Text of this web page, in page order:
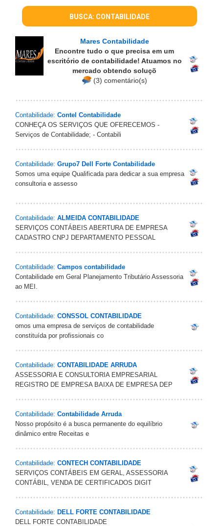
BUSCA: CONTABILIDADE
Mares Contabilidade
Encontre tudo o que precisa em um
escritório de contabilidade! Atuamos no
mercado obtendo soluçõ
(3) comentário(s)
Contabilidade: Contel Contabilidade
CONHEÇA OS SERVIÇOS QUE OFERECEMOS -
Serviços de Contabilidade; - Contabili
Contabilidade: Grupo7 Dell Forte Contabilidade
Somos uma equipe Qualificada para dedicar a sua empresa
consultoria e assesso
Contabilidade: ALMEIDA CONTABILIDADE
SERVIÇOS CONTÁBEIS ABERTURA DE EMPRESA
CADASTRO CNPJ DEPARTAMENTO PESSOAL
Contabilidade: Campos contabilidade
Contabilidade em Geral Planejamento Tributário Assessoria
ao MEI.
Contabilidade: CONSSOL CONTABILIDADE
omos uma empresa de serviços de contabilidade
constituída por profissionais co
Contabilidade: CONTABILIDADE ARRUDA
ASSESSORIA E CONSULTORIA EMPRESARIAL
REGISTRO DE EMPRESA BAIXA DE EMPRESA DEP
Contabilidade: Contabilidade Arruda
Nosso propósito é a busca permanente do equilíbrio
dinâmico entre Receitas e
Contabilidade: CONTECH CONTABILIDADE
SERVIÇOS CONTÁBEIS EM GERAL, ASSESSORIA
CONTÁBIL, VENDA DE CERTIFICADOS DIGIT
Contabilidade: DELL FORTE CONTABILIDADE
DELL FORTE CONTABILIDADE